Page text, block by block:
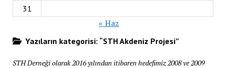
31
« Haz
Yazıların kategorisi: “STH Akdeniz Projesi”
STH Derneği olarak 2016 yılından itibaren hedefimiz 2008 ve 2009